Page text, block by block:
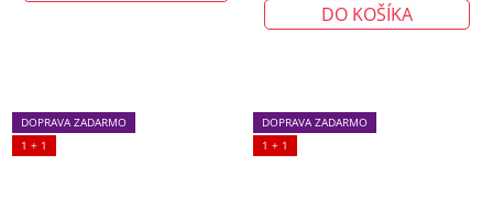
DO KOŠÍKA
DOPRAVA ZADARMO
1 + 1
DOPRAVA ZADARMO
1 + 1